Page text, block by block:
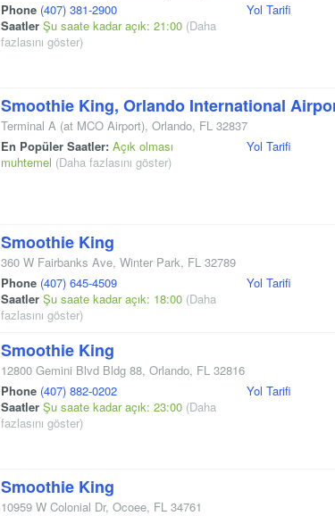
Phone (407) 381-2900
Saatler Şu saate kadar açık: 21:00 (Daha
fazlasını göster)
Yol Tarifi
Smoothie King, Orlando International
Terminal A (at MCO Airport), Orlando, FL 32837
En Popüler Saatler: Açık olması
muhtemel (Daha fazlasını göster)
Yol Tarifi
Smoothie King
360 W Fairbanks Ave, Winter Park, FL 32789
Phone (407) 645-4509
Saatler Şu saate kadar açık: 18:00 (Daha
fazlasını göster)
Yol Tarifi
Smoothie King
12800 Gemini Blvd Bldg 88, Orlando, FL 32816
Phone (407) 882-0202
Saatler Şu saate kadar açık: 23:00 (Daha
fazlasını göster)
Yol Tarifi
Smoothie King
10959 W Colonial Dr, Ocoee, FL 34761